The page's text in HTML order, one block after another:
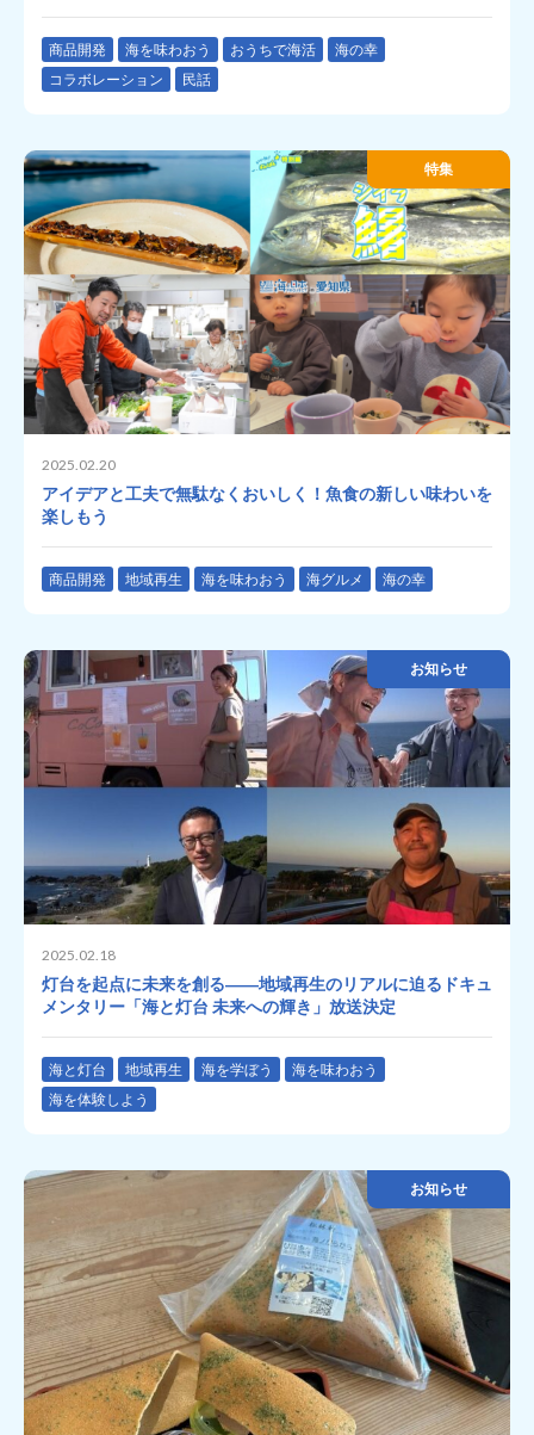
商品開発 海を味わおう おうちで海活
海の幸
コラボレーション
民話
特集
2025.02.20
アイデアと工夫で無駄なくおいしく！魚食の新しい味わいを
楽しもう
商品開発 地域再生 海を味わおう 海グルメ 海の幸
お知らせ
2025.02.18
灯台を起点に未来を創る――地域再生のリアルに迫るドキュ
メンタリー「海と灯台 未来への輝き」放送決定
海と灯台 地域再生 海を学ぼう
海を味わおう
海を体験しよう
お知らせ